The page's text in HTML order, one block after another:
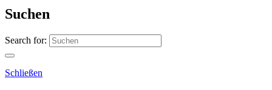
Suchen
Search for:
Schließen